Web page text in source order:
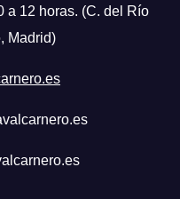
a 12 horas. (C. del Río
Madrid)